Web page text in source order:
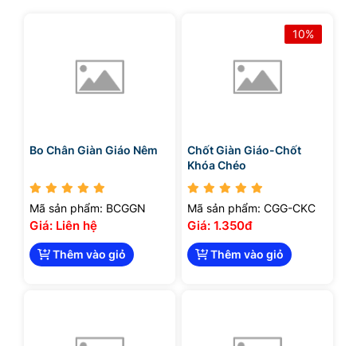
Bo Chân Giàn Giáo Nêm
Mã sản phẩm: BCGGN
Giá: Liên hệ
Thêm vào giỏ
10%
Chốt Giàn Giáo-Chốt
Khóa Chéo
Mã sản phẩm: CGG-CKC
Giá: 1.350đ
Thêm vào giỏ